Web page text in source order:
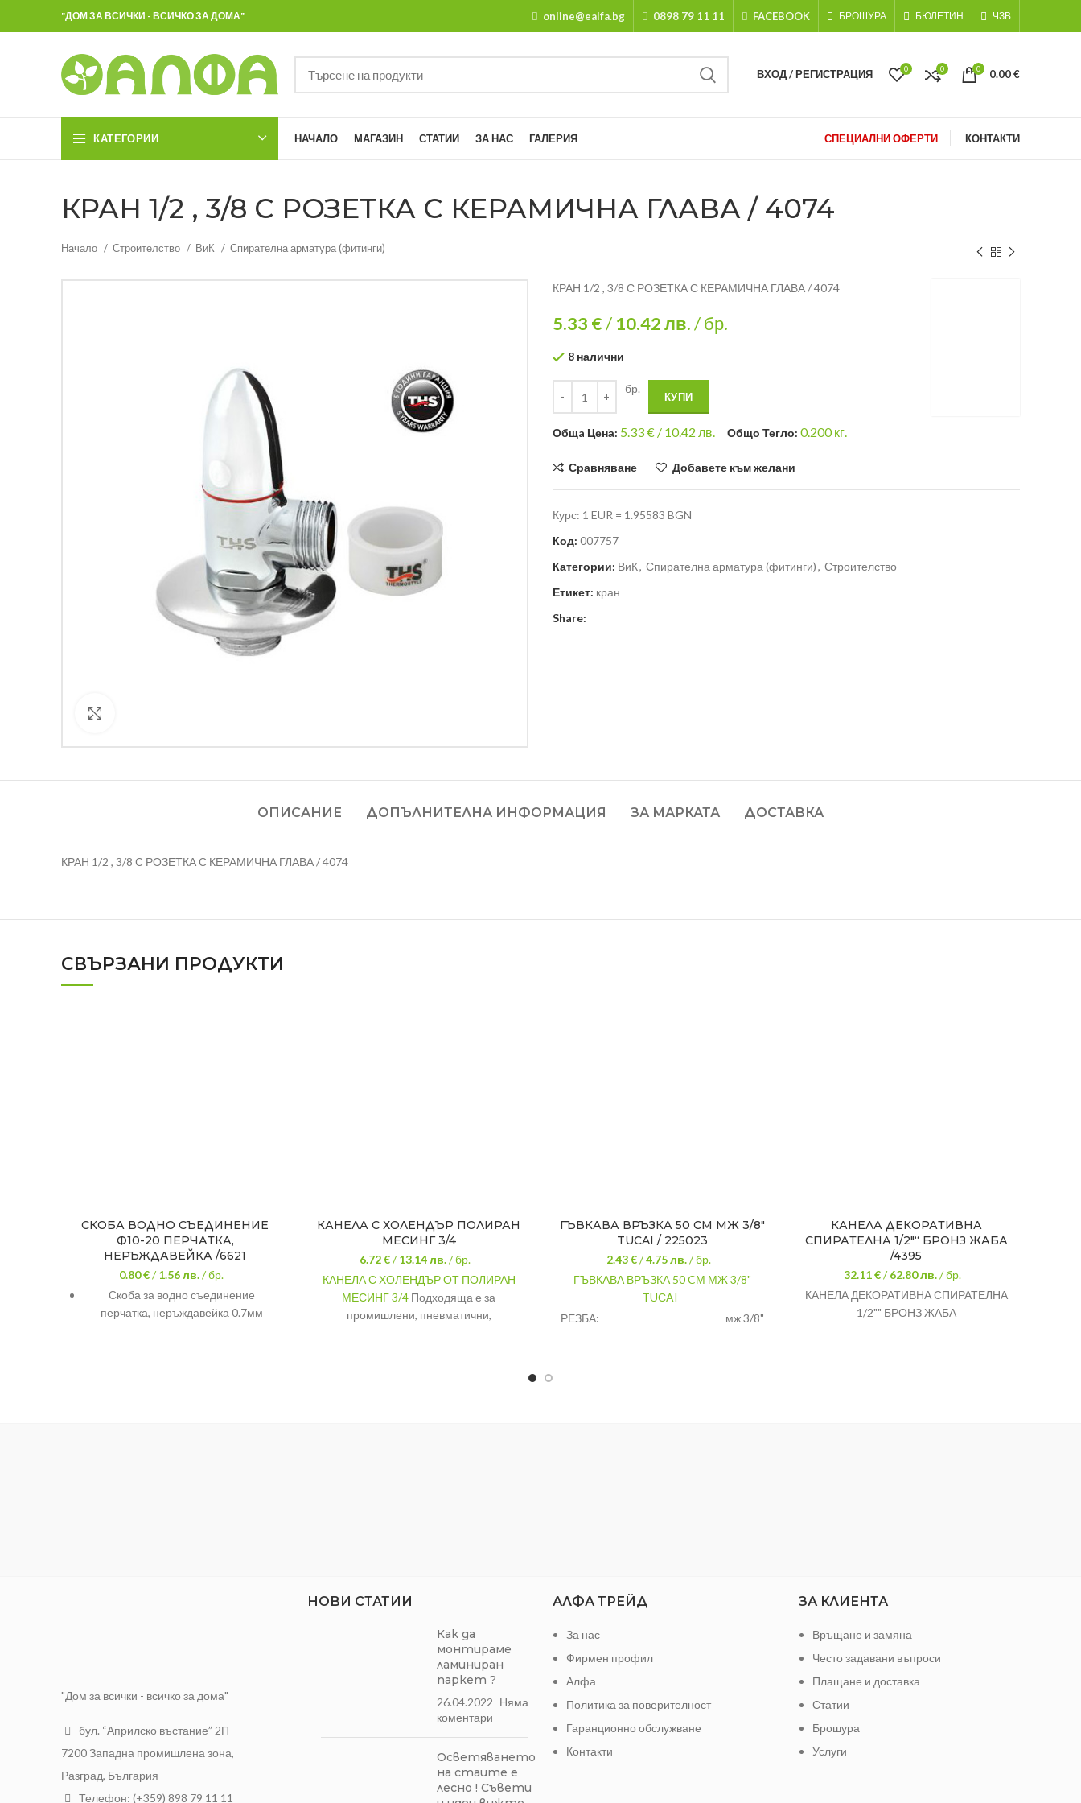
"ДОМ ЗА ВСИЧКИ - ВСИЧКО ЗА ДОМА" online@ealfa.bg 0898 79 11 11 FACEBOOK БРОШУРА БЮЛЕТИН ЧЗВ
ВХОД / РЕГИСТРАЦИЯ 0 0 0 0.00€
КАТЕГОРИИ НАЧАЛО МАГАЗИН СТАТИИ ЗА НАС ГАЛЕРИЯ СПЕЦИАЛНИ ОФЕРТИ КОНТАКТИ
КРАН 1/2 , 3/8 С РОЗЕТКА С КЕРАМИЧНА ГЛАВА / 4074
Начало Строителство ВиК Спирателна арматура (фитинги)
КРАН 1/2 , 3/8 С РОЗЕТКА С КЕРАМИЧНА ГЛАВА / 4074
5.33 €/ 10.42лв./ бр.
8 налични
бр.
КУПИ
Общa Цена: 5.33€ / 10.42 лв. Общо Тегло: 0.200кг.
Сравняване Добавете към желани
Курс: 1 EUR = 1.95583 BGN
Код: 007757
Категории: ВиК, Спирателна арматура (фитинги), Строителство
Етикет: кран
Share:
ОПИСАНИЕ ДОПЪЛНИТЕЛНА ИНФОРМАЦИЯ ЗА МАРКАТА ДОСТАВКА
КРАН 1/2 , 3/8 С РОЗЕТКА С КЕРАМИЧНА ГЛАВА / 4074
СВЪРЗАНИ ПРОДУКТИ
СКОБА ВОДНО СЪЕДИНЕНИЕ
Ф10-20 ПЕРЧАТКА,
НЕРЪЖДАВЕЙКА /6621
0.80 €/1.56лв. / бр.
Скоба за водно съединение
перчатка, неръждавейка 0.7мм
КАНЕЛА С ХОЛЕНДЪР ПОЛИРАН
МЕСИНГ 3/4
6.72 €/13.14лв. / бр.
КАНЕЛА С ХОЛЕНДЪР ОТ ПОЛИРАН
МЕСИНГ 3/4 Подходяща е за
промишлени, пневматични,
ГЪВКАВА ВРЪЗКА 50 CМ МЖ 3/8″
TUСAI / 225023
2.43 €/4.75лв. / бр.
ГЪВКАВА ВРЪЗКА 50 CМ МЖ 3/8"
TUСAI
РЕЗБА:
мж 3/8"
КАНЕЛА ДЕКОРАТИВНА
СПИРАТЕЛНА 1/2″“ БРОНЗ ЖАБА
/4395
32.11 €/62.80лв. / бр.
КАНЕЛА ДЕКОРАТИВНА СПИРАТЕЛНА
1/2"" БРОНЗ ЖАБА
"Дом за всички - всичко за дома"
бул. “Априлско въстание” 2П
7200 Западна промишлена зона,
Разград, България
Телефон: (+359) 898 79 11 11
НОВИ СТАТИИ
Как да
монтираме
ламиниран
паркет ?
26.04.2022 Няма
коментари
Осветяването
на стаите е
лесно ! Съвети
АЛФА ТРЕЙД
За нас
Фирмен профил
Алфа
Политика за поверителност
Гаранционно обслужване
Контакти
ЗА КЛИЕНТА
Връщане и замяна
Често задавани въпроси
Плащане и доставка
Статии
Брошура
Услуги